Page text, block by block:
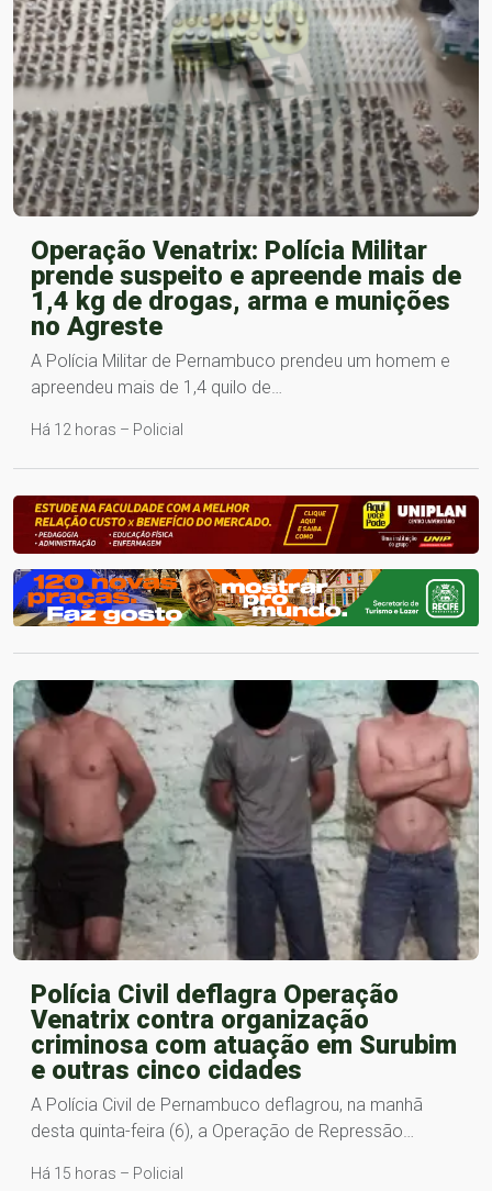
Operação Venatrix: Polícia Militar
prende suspeito e apreende mais de
1,4 kg de drogas, arma e munições
no Agreste
A Polícia Militar de Pernambuco prendeu um homem e
apreendeu mais de 1,4 quilo de…
Há 12 horas – Policial
Polícia Civil deflagra Operação
Venatrix contra organização
criminosa com atuação em Surubim
e outras cinco cidades
A Polícia Civil de Pernambuco deflagrou, na manhã
desta quinta-feira (6), a Operação de Repressão…
Há 15 horas – Policial